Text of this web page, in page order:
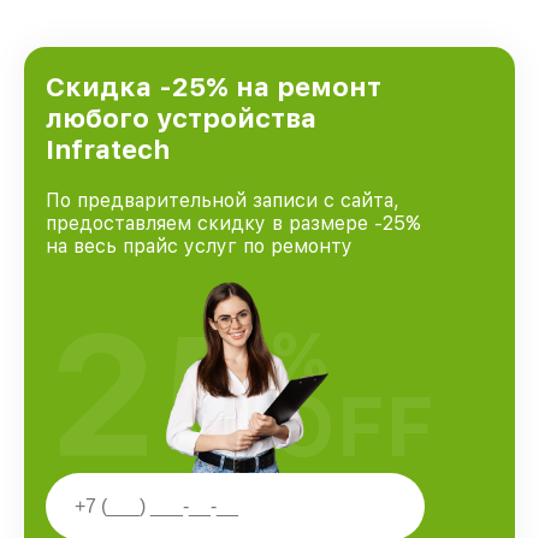
городе Краснодаре, постоянно повышая
уровень доверия и лояльности наших
клиентов.
Скидка -25% на ремонт
любого устройства
Infratech
По предварительной записи с сайта,
предоставляем скидку в размере -25%
на весь прайс услуг по ремонту
25%
OFF